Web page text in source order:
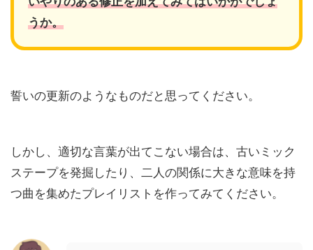
うか。
誓いの更新のようなものだと思ってください。
しかし、適切な言葉が出てこない場合は、古いミック
ステープを発掘したり、二人の関係に大きな意味を持
つ曲を集めたプレイリストを作ってみてください。